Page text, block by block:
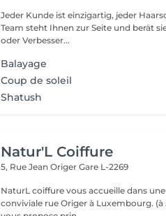
Jeder Kunde ist einzigartig, jeder
Team steht Ihnen zur Seite und berät
oder Verbesser...
Balayage
Coup de soleil
Shatush
Natur'L Coiffure
5, Rue Jean OrigerGare L-2269
NaturL coiffure vous accueille dans
conviviale rue Origer à Luxembourg. (à 5 min